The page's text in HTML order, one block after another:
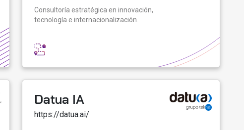
Consultoría estratégica en innovación,
tecnología e internacionalización.
Datua IA
https://datua.ai/